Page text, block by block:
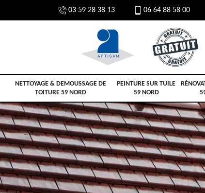
03 59 28 38 13 06 64 88 58 00
NETTOYAGE & DEMOUSSAGE DE
TOITURE 59 NORD
PEINTURE SUR TUILE
59 NORD